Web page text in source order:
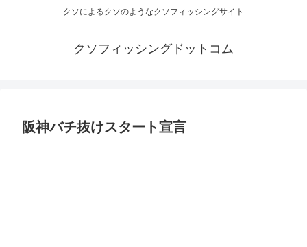
クソによるクソのようなクソフィッシングサイト
クソフィッシングドットコム
阪神バチ抜けスタート宣言